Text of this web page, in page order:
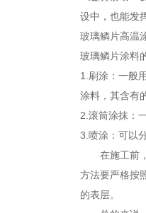
设中，也能发
玻璃鳞片高温
玻璃鳞片涂料
1.刷涂：一般
涂料，其含有
2.滚筒涂抹：
3.喷涂：可以
在施工前，
方法要严格按
的表层。